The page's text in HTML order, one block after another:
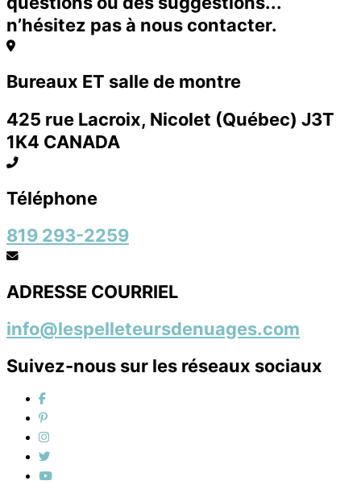
n’hésitez pas à nous contacter.
Bureaux ET salle de montre
425 rue Lacroix, Nicolet (Québec) J3T
1K4 CANADA
Téléphone
819 293-2259
ADRESSE COURRIEL
info@lespelleteursdenuages.com
Suivez-nous sur les réseaux sociaux